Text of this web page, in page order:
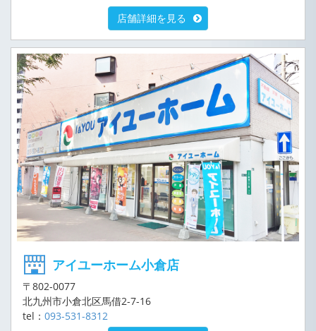
店舗詳細を見る
アイユーホーム小倉店
〒802-0077
北九州市小倉北区馬借2-7-16
tel： 093-531-8312